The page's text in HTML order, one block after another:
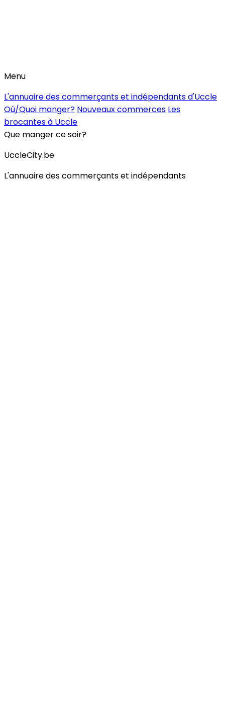
Menu
L'annuaire des commerçants et indépendants d'Uccle
Où/Quoi manger? Nouveaux commerces Les
brocantes à Uccle
Que manger ce soir?
UccleCity.be
L'annuaire des commerçants et indépendants